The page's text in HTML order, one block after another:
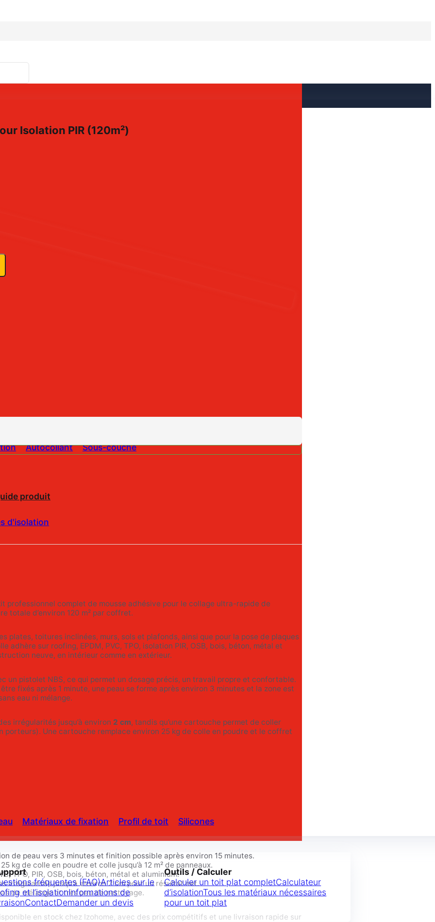
Autocollant Sous-couche
d'isolation
Matériaux de fixation Profil de toit Silicones
fréquentes (FAQ)Articles sur le
et l’isolationInformations de
ContactDemander un devis
Outils / Calculer
Calculer un toit plat completCalculateur
d’isolationTous les matériaux nécessaires
pour un toit plat
Isolation PIR (120m²)
produit
professionnel complet de mousse adhésive pour le collage ultra-rapide de
totale d’environ 120 m² par coffret.
plates, toitures inclinées, murs, sols et plafonds, ainsi que pour la pose de plaques
sur roofing, EPDM, PVC, TPO, isolation PIR, OSB, bois, béton, métal et
neuve, en intérieur comme en extérieur.
un pistolet NBS, ce qui permet un dosage précis, un travail propre et confortable.
fixés après 1 minute, une peau se forme après environ 3 minutes et la zone est
eau ni mélange.
irrégularités jusqu’à environ 2 cm, tandis qu’une cartouche permet de coller
porteurs). Une cartouche remplace environ 25 kg de colle en poudre et le coffret
de peau vers 3 minutes et finition possible après environ 15 minutes.
kg de colle en poudre et colle jusqu’à 12 m² de panneaux.
TPO, PIR, OSB, bois, béton, métal et aluminium.
irrégularités jusqu’à environ 2 cm pour un résultat net.
de mélange et très peu de nettoyage.
en stock chez Izohome, avec des prix compétitifs et une livraison rapide sur